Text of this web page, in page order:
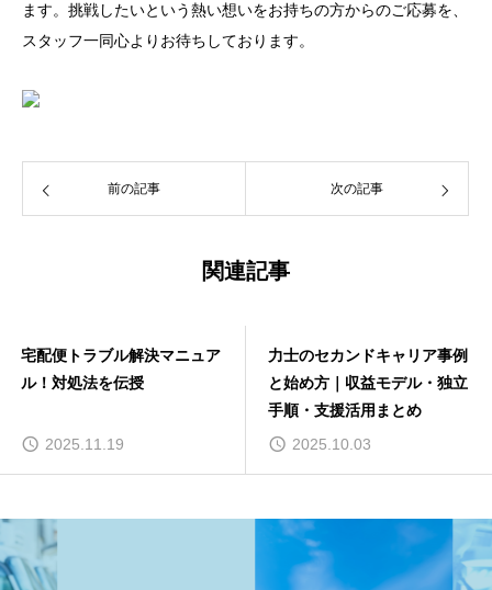
ます。挑戦したいという熱い想いをお持ちの方からのご応募を、
スタッフ一同心よりお待ちしております。
前の記事 次の記事
関連記事
宅配便トラブル解決マニュア
ル！対処法を伝授
2025.11.19
力士のセカンドキャリア事例
と始め方｜収益モデル・独立
手順・支援活用まとめ
2025.10.03